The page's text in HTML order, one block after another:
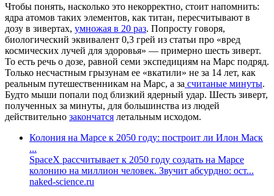
Чтобы понять, насколько это некорректно, стоит напомнить:
ядра атомов таких элементов, как титан, пересчитывают в
дозу в зивертах, умножая в 20 раз. Попросту говоря,
биологический эквивалент 0,3 грей из статьи про «вред
космических лучей для здоровья» — примерно шесть зиверт.
То есть речь о дозе, равной семи экспедициям на Марс подряд.
Только несчастным грызунам ее «вкатили» не за 14 лет, как
реальным путешественникам на Марс, а за считаные минуты.
Будто мыши попали под близкий ядерный удар. Шесть зиверт,
полученных за минуты, для большинства из людей
действительно закончатся летальным исходом.
Колония на Марсе к 2050 году: построит ли Илон Маск
...
SpaceX рассчитывает к 2050 году создать на Марсе
колонию на миллион человек. Звучит абсурдно: ост...
naked-science.ru